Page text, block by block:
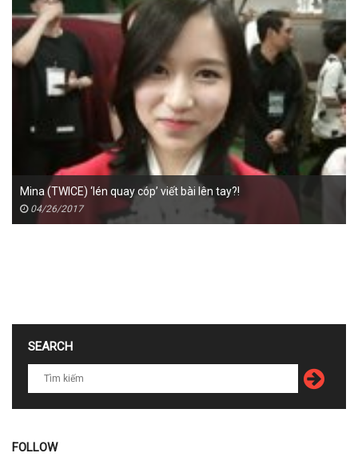
Mina (TWICE) ‘lén quay cóp’ viết bài lên tay?!
04/26/2017
SEARCH
FOLLOW